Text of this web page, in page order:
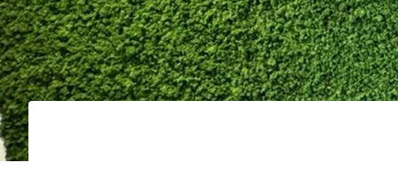
Logistiklösungen
Ihr Logistikdienstleister mit weltweitem
Oldenburger|Fritom bietet Ihnen die beste
Logistiklösung für Ihr Unternehmen.